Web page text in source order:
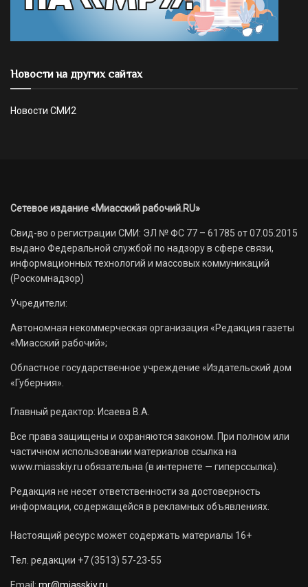
Новости на других сайтах
Новости СМИ2
Сетевое издание «Миасский рабочий.RU»
Свид-во о регистрации СМИ: ЭЛ № ФС 77 – 61785 от 07.05.2015
выдано Федеральной службой по надзору в сфере связи,
информационных технологий и массовых коммуникаций
(Роскомнадзор)
Учредители:
Автономная некоммерческая организация «Редакция газеты
«Миасский рабочий»;
Областное государственное учреждение «Издательский дом
«Губерния».
Главный редактор: Исаева В.А.
Все права защищены и охраняются законом. При полном или
частичном использовании материалов ссылка на
www.miasskiy.ru обязательна (в интернете — гиперссылка).
Редакция не несет ответственности за достоверность
информации, содержащейся в рекламных объявлениях.
Настоящий ресурс может содержать материалы 16+
Тел. редакции +7 (3513) 57-23-55